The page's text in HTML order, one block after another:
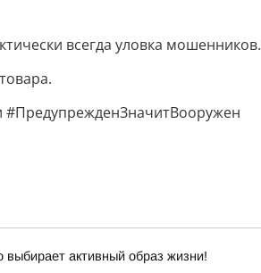
всегда уловка мошенников.
активный образ жизни!